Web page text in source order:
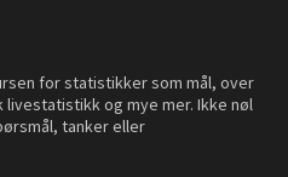
for statistikker som mål, over
livestatistikk og mye mer. Ikke nøl
tanker eller